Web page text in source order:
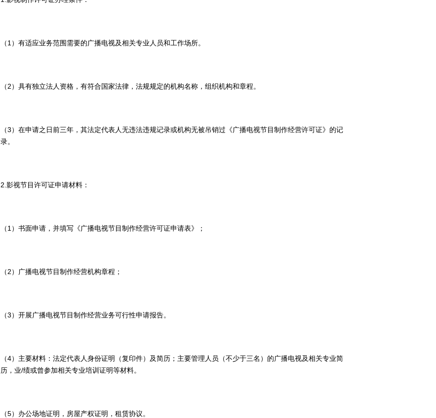
（1）有适应业务范围需要的广播电视及相关专业人员和工作场所。
（2）具有独立法人资格，有符合国家法律，法规规定的机构名称，组织机构和章程。
（3）在申请之日前三年，其法定代表人无违法违规记录或机构无被吊销过《广播电视节目制作经营许可证》的记
录。
2.影视节目许可证申请材料：
（1）书面申请，并填写《广播电视节目制作经营许可证申请表》；
（2）广播电视节目制作经营机构章程；
（3）开展广播电视节目制作经营业务可行性申请报告。
（4）主要材料：法定代表人身份证明（复印件）及简历；主要管理人员（不少于三名）的广播电视及相关专业简
历，业/绩或曾参加相关专业培训证明等材料。
（5）办公场地证明，房屋产权证明，租赁协议。